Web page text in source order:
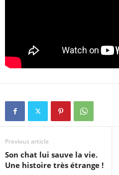
Previous article
Son chat lui sauve la vie.
Une histoire très étrange !